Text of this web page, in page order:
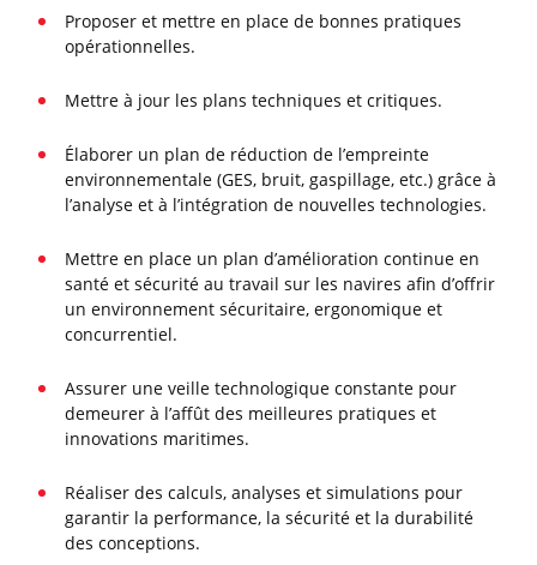
Proposer et mettre en place de bonnes pratiques
opérationnelles.
Mettre à jour les plans techniques et critiques.
Élaborer un plan de réduction de l’empreinte
environnementale (GES, bruit, gaspillage, etc.) grâce à
l’analyse et à l’intégration de nouvelles technologies.
Mettre en place un plan d’amélioration continue en
santé et sécurité au travail sur les navires afin d’offrir
un environnement sécuritaire, ergonomique et
concurrentiel.
Assurer une veille technologique constante pour
demeurer à l’affût des meilleures pratiques et
innovations maritimes.
Réaliser des calculs, analyses et simulations pour
garantir la performance, la sécurité et la durabilité
des conceptions.